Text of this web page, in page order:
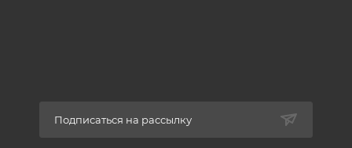
Подписаться на рассылку